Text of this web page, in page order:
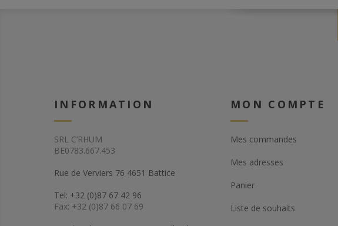
INFORMATION
SRL C’RHUM
BE0783.667.453
Rue de Verviers 76 4651 Battice
Tel: +32 (0)87 67 42 96
Fax: +32 (0)87 66 07 69
MON COMPTE
Mes commandes
Mes adresses
Panier
Liste de souhaits